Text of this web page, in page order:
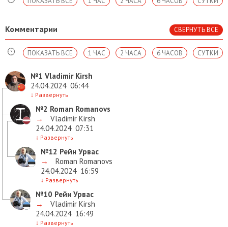
Комментарии СВЕРНУТЬ ВСЕ
СУТКИ
6 ЧАСОВ
2 ЧАСА
1 ЧАС
ПОКАЗАТЬ ВСЕ
№1 Vladimir Kirsh
24.04.2024 06:44
↓ Развернуть
№2 Roman Romanovs
→
Vladimir Kirsh
24.04.2024 07:31
↓ Развернуть
№12 Рейн Урвас
→
Roman Romanovs
24.04.2024 16:59
↓ Развернуть
№10 Рейн Урвас
→
Vladimir Kirsh
24.04.2024 16:49
↓ Развернуть